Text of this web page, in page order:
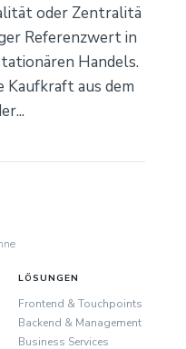
oder Zentralitä
Referenzwert in
Handels.
Kaufkraft aus dem
LÖSUNGEN
Frontend & Touchpoints
Backend & Management
Business Services